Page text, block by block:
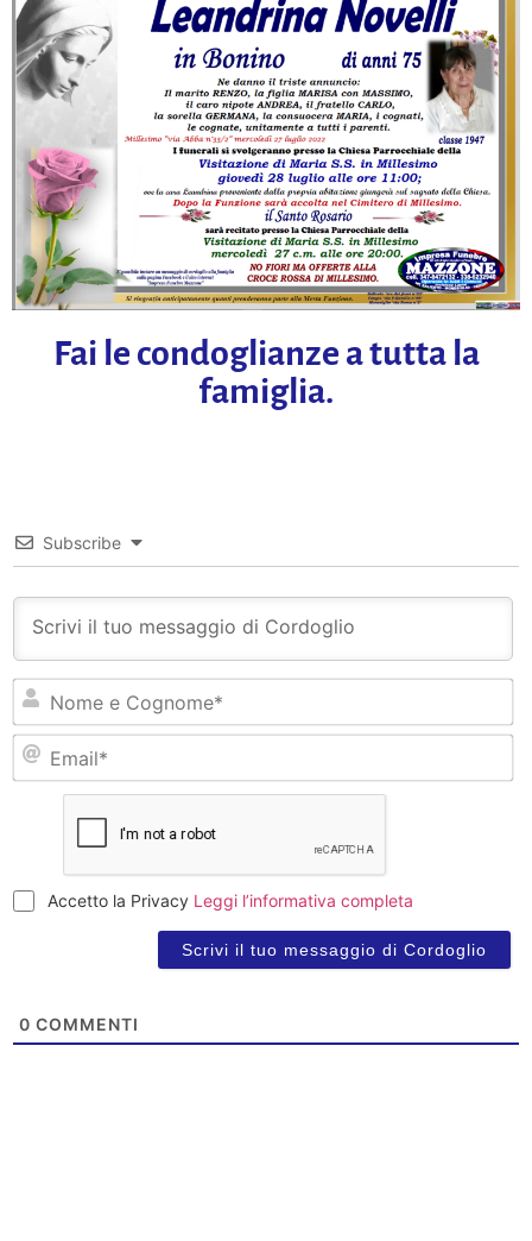
Fai le condoglianze a tutta la
famiglia.
Subscribe
Accetto la Privacy Leggi l’informativa completa
0 COMMENTI